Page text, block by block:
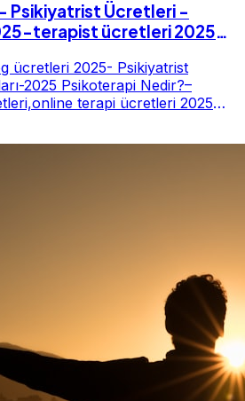
Psikiyatrist Ücretleri -
terapist ücretleri 2025-
2025- Psikiyatrist
2025 Psikoterapi Nedir?–
terapi ücretleri 2025